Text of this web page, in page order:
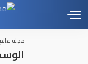
مجلة